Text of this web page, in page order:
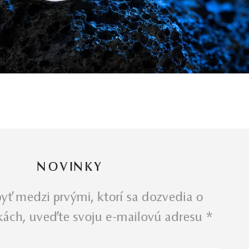
NOVINKY
medzi prvými, ktorí sa dozvedia o
uveďte svoju e-mailovú adresu *